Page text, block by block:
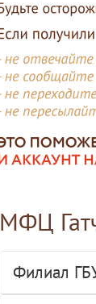
МФЦ
Филиал